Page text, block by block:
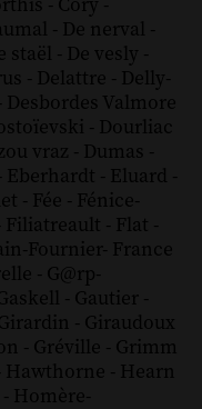
- Cory -
- De nerval -
staël - De vesly -
- Delattre - Delly-
Desbordes Valmore
- Dourliac
vraz - Dumas -
Eberhardt - Eluard -
- Fée - Fénice-
Filiatreault - Flat -
Fournier- France
- G@rp-
- Gautier -
- Giraudoux
- Gréville - Grimm
Hawthorne - Hearn
- Homère-